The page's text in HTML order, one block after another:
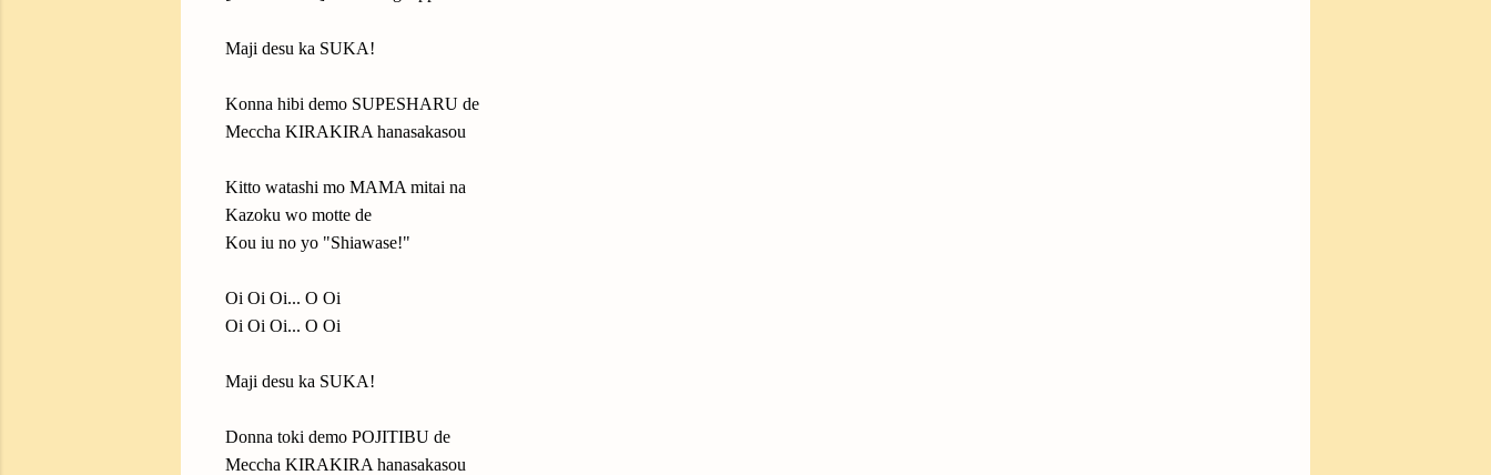
Maji desu ka SUKA!
Konna hibi demo SUPESHARU de
Meccha KIRAKIRA hanasakasou
Kitto watashi mo MAMA mitai na
Kazoku wo motte de
Kou iu no yo "Shiawase!"
Oi Oi Oi... O Oi
Oi Oi Oi... O Oi
Maji desu ka SUKA!
Donna toki demo POJITIBU de
Meccha KIRAKIRA hanasakasou